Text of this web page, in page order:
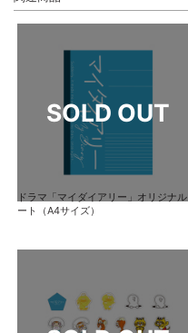
ドラマ「マイダイアリー」オリジナル
ート（A4サイズ）